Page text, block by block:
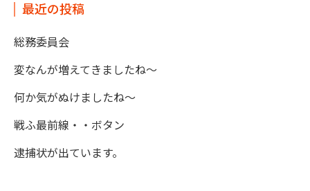
最近の投稿
総務委員会
変なんが増えてきましたね～
何か気がぬけましたね～
戦ふ最前線・・ボタン
逮捕状が出ています。